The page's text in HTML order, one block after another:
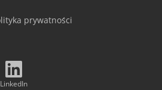
prywatności
LinkedIn